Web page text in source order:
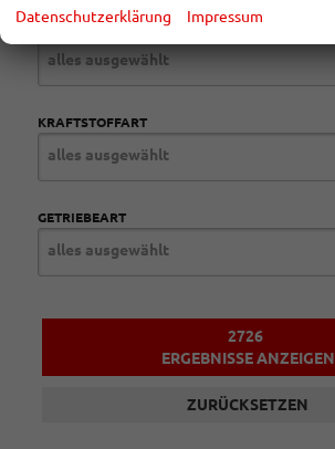
MODELL
alles ausgewählt
KRAFTSTOFFART
alles ausgewählt
GETRIEBEART
alles ausgewählt
2726
ERGEBNISSE ANZEIGEN
ZURÜCKSETZEN
Datenschutzerklärung Impressum